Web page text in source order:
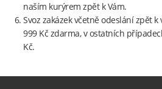
naším kurýrem zpět k Vám.
Svoz zakázek včetně odeslání zpět
999 Kč zdarma, v ostatních
Kč.